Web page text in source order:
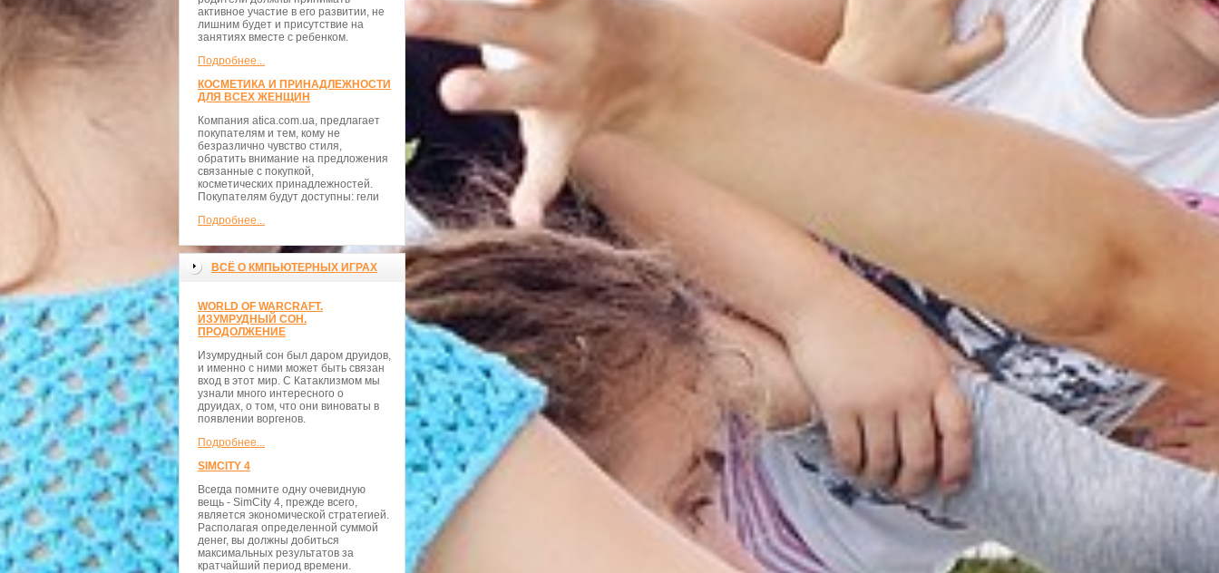
активное участие в его развитии, не
лишним будет и присутствие на
занятиях вместе с ребенком.
Подробнее...
КОСМЕТИКА И ПРИНАДЛЕЖНОСТИ
ДЛЯ ВСЕХ ЖЕНЩИН
Компания atica.com.ua, предлагает
покупателям и тем, кому не
безразлично чувство стиля,
обратить внимание на предложения
связанные с покупкой,
косметических принадлежностей.
Покупателям будут доступны: гели
Подробнее...
ВСЁ О КМПЬЮТЕРНЫХ ИГРАХ
WORLD OF WARCRAFT.
ИЗУМРУДНЫЙ СОН.
ПРОДОЛЖЕНИЕ
Изумрудный сон был даром друидов,
и именно с ними может быть связан
вход в этот мир. С Катаклизмом мы
узнали много интересного о
друидах, о том, что они виноваты в
появлении воргенов.
Подробнее...
SIMCITY 4
Всегда помните одну очевидную
вещь - SimCity 4, прежде всего,
является экономической стратегией.
Располагая определенной суммой
денег, вы должны добиться
максимальных результатов за
кратчайший период времени.